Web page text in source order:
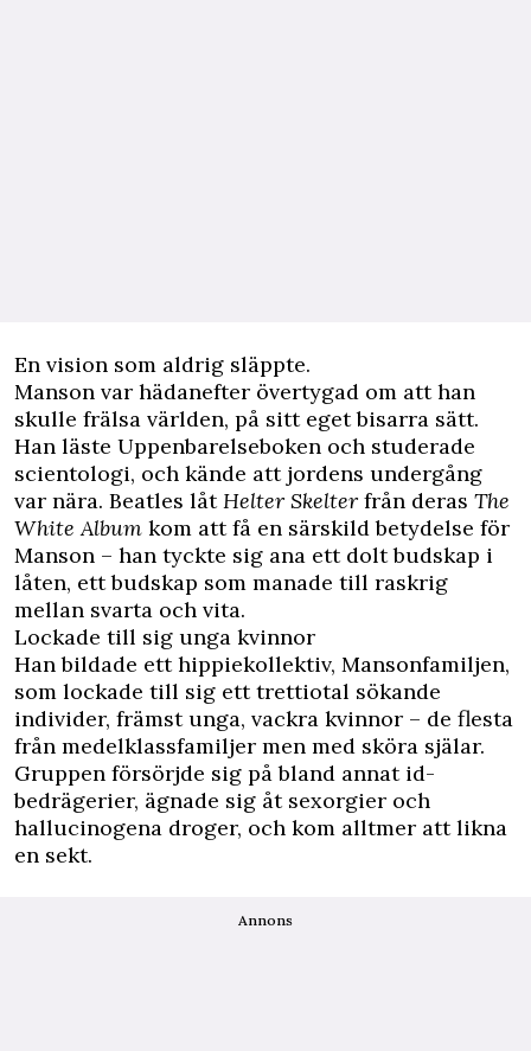
En vision som aldrig släppte.
Manson var hädanefter övertygad om att han
skulle frälsa världen, på sitt eget bisarra sätt.
Han läste Uppenbarelseboken och studerade
scientologi, och kände att jordens undergång
var nära. Beatles låtHelter Skelter från deras The
White Album kom att få en särskild betydelse för
Manson – han tyckte sig ana ett dolt budskap i
låten, ett budskap som manade till raskrig
mellan svarta och vita.
Lockade till sig unga kvinnor
Han bildade ett hippiekollektiv, Mansonfamiljen,
som lockade till sig ett trettiotal sökande
individer, främst unga, vackra kvinnor – de flesta
från medelklassfamiljer men med sköra själar.
Gruppen försörjde sig på bland annat id-
bedrägerier, ägnade sig åt sexorgier och
hallucinogena droger, och kom alltmer att likna
en sekt.
Annons